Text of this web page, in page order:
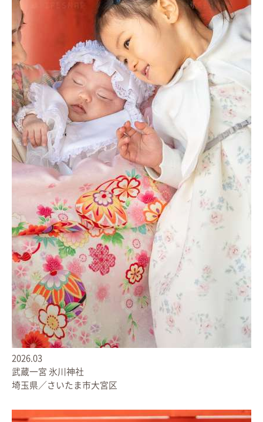
2026.03
武蔵一宮 氷川神社
埼玉県／さいたま市大宮区